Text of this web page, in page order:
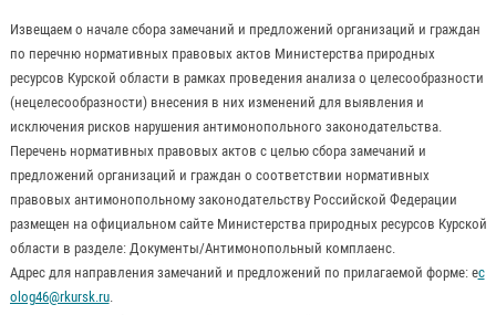
Извещаем о начале сбора замечаний и предложений организаций и граждан
по перечню нормативных правовых актов Министерства природных
ресурсов Курской области в рамках проведения анализа о целесообразности
(нецелесообразности) внесения в них изменений для выявления и
исключения рисков нарушения антимонопольного законодательства.
Перечень нормативных правовых актов с целью сбора замечаний и
предложений организаций и граждан о соответствии нормативных
правовых антимонопольному законодательству Российской Федерации
размещен на официальном сайте Министерства природных ресурсов Курской
области в разделе: Документы/Антимонопольный комплаенс.
Адрес для направления замечаний и предложений по прилагаемой форме: еc
olog46@rkursk.ru.